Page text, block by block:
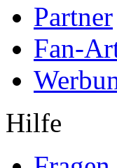
Partner
Fan-
Hilfe